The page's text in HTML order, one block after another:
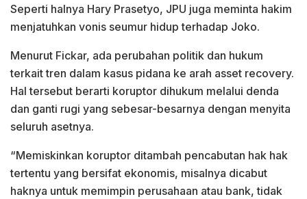
Seperti halnya Hary Prasetyo, JPU juga meminta hakim
menjatuhkan vonis seumur hidup terhadap Joko.
Menurut Fickar, ada perubahan politik dan hukum
terkait tren dalam kasus pidana ke arah asset recovery.
Hal tersebut berarti koruptor dihukum melalui denda
dan ganti rugi yang sebesar-besarnya dengan menyita
seluruh asetnya.
“Memiskinkan koruptor ditambah pencabutan hak hak
tertentu yang bersifat ekonomis, misalnya dicabut
haknya untuk memimpin perusahaan atau bank, tidak